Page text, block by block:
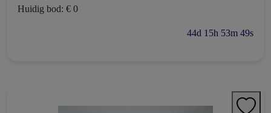
Huidig bod: € 0
44d 15h 53m 48s